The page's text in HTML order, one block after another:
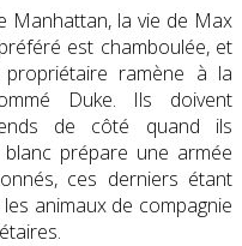
Manhattan, la vie de Max
est chamboulée, et
ramène à la
Duke. Ils doivent
de côté quand ils
blanc prépare une armée
ces derniers étant
animaux de compagnie